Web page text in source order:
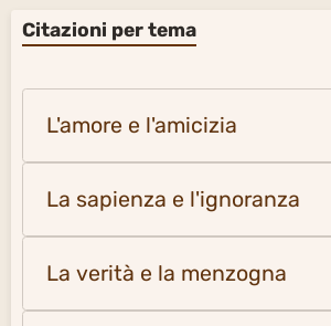
Citazioni per tema
L'amore e l'amicizia
La sapienza e l'ignoranza
La verità e la menzogna